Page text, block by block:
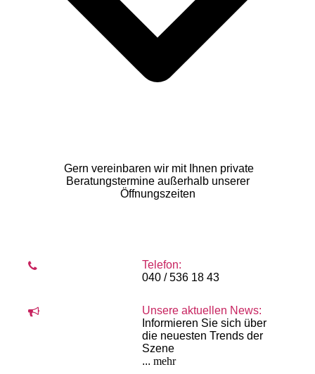
Gern vereinbaren wir mit Ihnen private
Beratungstermine außerhalb unserer
Öffnungszeiten
Telefon:
040 / 536 18 43
Unsere aktuellen News:
Informieren Sie sich über
die neuesten Trends der
Szene
... mehr